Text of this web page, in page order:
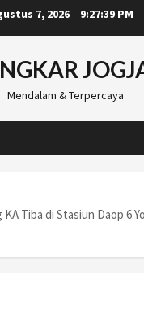
7, 2026 9:27:40 PM
Mendalam & Terpercaya
KA Tiba di Stasiun Daop 6